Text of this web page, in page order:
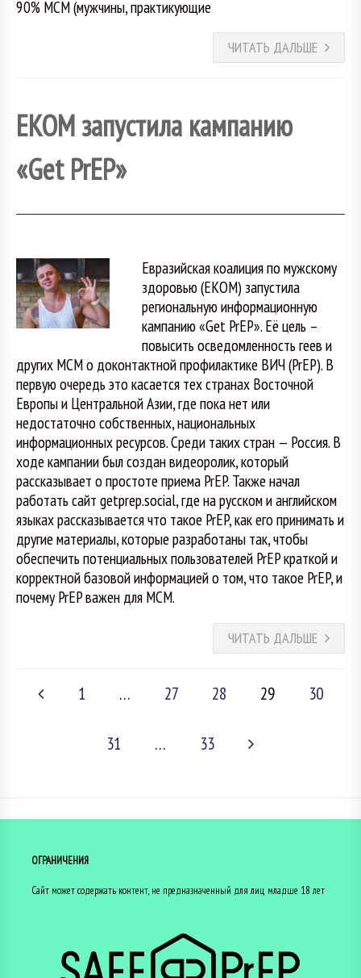
90% МСМ (мужчины, практикующие
ЧИТАТЬ ДАЛЬШЕ
ЕКОМ запустила кампанию
«Get PrEP»
Евразийская коалиция по мужскому
здоровью (ЕКОМ) запустила
региональную информационную
кампанию «Get PrEP». Её цель –
повысить осведомленность геев и
других МСМ о доконтактной профилактике ВИЧ (PrEP). В
первую очередь это касается тех странах Восточной
Европы и Центральной Азии, где пока нет или
недостаточно собственных, национальных
информационных ресурсов. Среди таких стран — Россия. В
ходе кампании был создан видеоролик, который
рассказывает о простоте приема PrEP. Также начал
работать сайт getprep.social, где на русском и английском
языках рассказывается что такое PrEP, как его принимать и
другие материалы, которые разработаны так, чтобы
обеспечить потенциальных пользователей PrEP краткой и
корректной базовой информацией о том, что такое PrEP, и
почему PrEP важен для МСМ.
ЧИТАТЬ ДАЛЬШЕ
1 … 27 28 29 30
31 … 33
ОГРАНИЧЕНИЯ
Сайт может содержать контент, не предназначенный для лиц младше 18 лет